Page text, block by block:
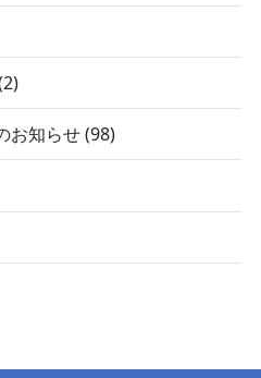
お知らせ (98)